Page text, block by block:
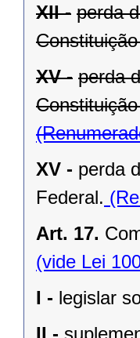
XII - perda
XV - perda
XV - perda
Federal.
Art. 17.
(vide Lei
I - legislar
II -